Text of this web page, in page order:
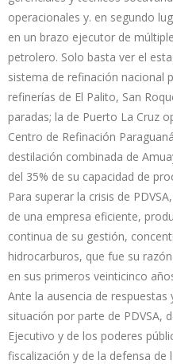
operacionales y. en segundo
en un brazo ejecutor de
petrolero. Solo basta ver el
sistema de refinación nacional
refinerías de El Palito, San
paradas; la de Puerto La Cruz
Centro de Refinación
destilación combinada de
del 35% de su capacidad de
Para superar la crisis de
de una empresa eficiente,
continua de su gestión,
hidrocarburos, que fue su
en sus primeros veinticinco
Ante la ausencia de
situación por parte de PDVSA,
Ejecutivo y de los poderes
fiscalización y de la defensa de